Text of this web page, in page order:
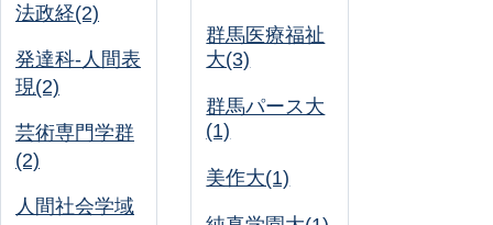
法政経(2)
発達科-人間表
現(2)
芸術専門学群
(2)
人間社会学域
群馬医療福祉
大(3)
群馬パース大
(1)
美作大(1)